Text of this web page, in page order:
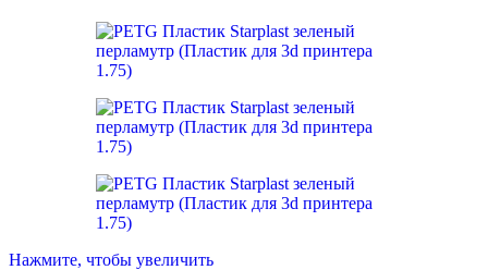
Нажмите, чтобы увеличить